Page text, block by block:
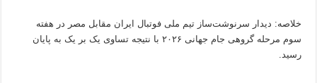
خلاصه: دیدار سرنوشت‌ساز تیم ملی فوتبال ایران مقابل مصر در هفته
سوم مرحله گروهی جام جهانی ۲۰۲۶ با نتیجه تساوی یک بر یک به پایان
رسید.